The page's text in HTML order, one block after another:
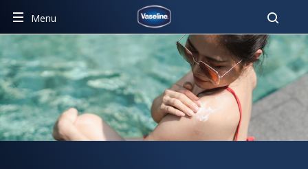
Menu
5 CARA AGAR AWET MUDA